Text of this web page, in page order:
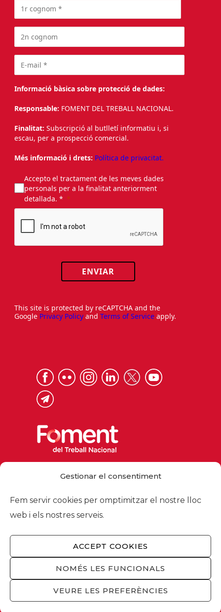
Gestionar el consentiment
Fem servir cookies per omptimitzar el nostre lloc
web i els nostres serveis.
ACCEPT COOKIES
NOMÉS LES FUNCIONALS
VEURE LES PREFERÈNCIES
Informació bàsica sobre protecció de dades:
Responsable: FOMENT DEL TREBALL NACIONAL.
Finalitat: Subscripció al butlletí informatiu i, si
escau, per a prospecció comercial.
Més informació i drets: Política de privacitat.
Accepto el tractament de les meves dades
personals per a la finalitat anteriorment
detallada. *
ENVIAR
This site is protected by reCAPTCHA and the
Google Privacy Policy and Terms of Service apply.
foment@foment.com
© 2026 - Foment del Treball Nacional
Nosaltres
privacitat/ Política cookies/Privacitat
xarxes socials